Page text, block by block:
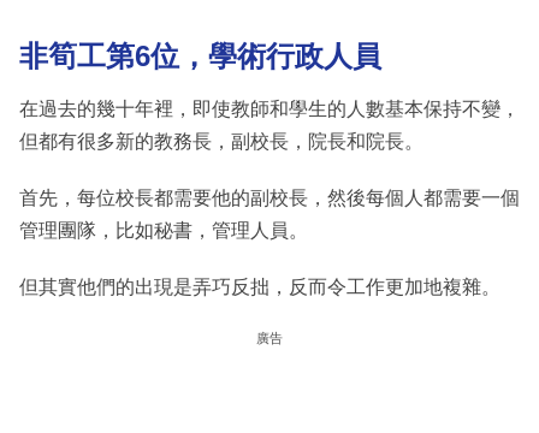
非筍工第6位，學術行政人員
在過去的幾十年裡，即使教師和學生的人數基本保持不變，
但都有很多新的教務長，副校長，院長和院長。
首先，每位校長都需要他的副校長，然後每個人都需要一個
管理團隊，比如秘書，管理人員。
但其實他們的出現是弄巧反拙，反而令工作更加地複雜。
廣告